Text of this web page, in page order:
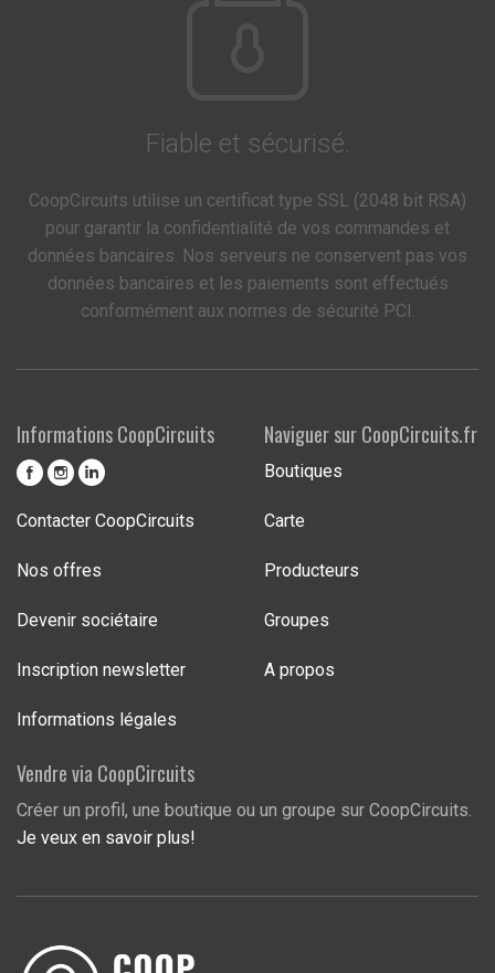
Fiable et sécurisé.
CoopCircuits utilise un certificat type SSL (2048 bit RSA)
pour garantir la confidentialité de vos commandes et
données bancaires. Nos serveurs ne conservent pas vos
données bancaires et les paiements sont effectués
conformément aux normes de sécurité PCI.
Informations CoopCircuits
Contacter CoopCircuits
Nos offres
Devenir sociétaire
Inscription newsletter
Informations légales
Naviguer sur CoopCircuits.fr
Boutiques
Carte
Producteurs
Groupes
A propos
Vendre via CoopCircuits
Créer un profil, une boutique ou un groupe sur CoopCircuits.
Je veux en savoir plus!